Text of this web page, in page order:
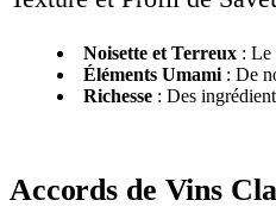
Noisette et Terreux : Le
Éléments Umami : De
Richesse : Des
Accords de Vins